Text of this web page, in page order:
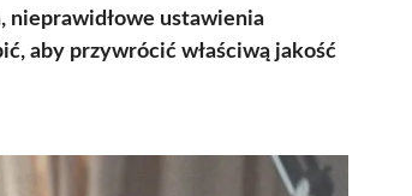
nieprawidłowe ustawienia
aby przywrócić właściwą jakość